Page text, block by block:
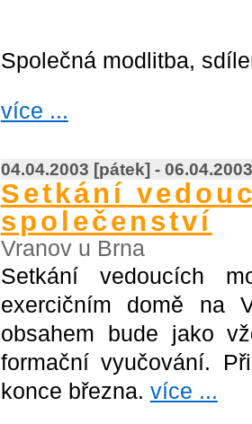
Společná modlitba,
více ...
04.04.2003 [pátek] -
Setkání
společenství
Vranov u Brna
Setkání vedoucích
exercičním domě na
obsahem bude jako
formační vyučování.
konce března. více ...